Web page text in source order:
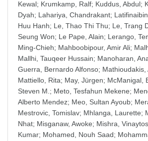
Kewal; Krumkamp, Ralf; Kuddus, Abdul;
Dyah; Lahariya, Chandrakant;
Huu Hanh; Le, Thao Thi Thu; Le, Trang
Seung Won; Le Pape, Alain; Lerango,
Ming-Chieh; Mahboobipour, Amir Ali;
Mallhi, Tauqeer Hussain; Manoharan,
Guerra, Bernardo Alfonso; Mathioudakis,
Mattiello, Rita; May, Jürgen; McManigal,
Steven M. ; Meto, Tesfahun Mekene;
Alberto Mendez; Meo, Sultan Ayoub;
Mestrovic, Tomislav; Mhlanga, Laurette;
Nhat; Misganaw, Awoke; Mishra,
Kumar; Mohamed, Nouh Saad;